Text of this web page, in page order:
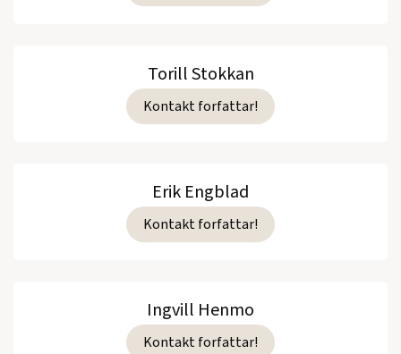
Torill Stokkan
Kontakt forfattar!
Erik Engblad
Kontakt forfattar!
Ingvill Henmo
Kontakt forfattar!